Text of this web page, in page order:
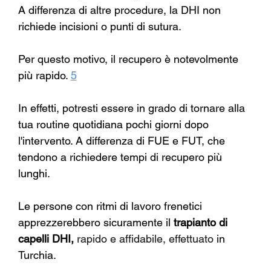
A differenza di altre procedure, la DHI non
richiede incisioni o punti di sutura.
Per questo motivo, il recupero è notevolmente
più rapido. 5
In effetti, potresti essere in grado di tornare alla
tua routine quotidiana pochi giorni dopo
l'intervento. A differenza di FUE e FUT, che
tendono a richiedere tempi di recupero più
lunghi.
Le persone con ritmi di lavoro frenetici
apprezzerebbero sicuramente il trapianto di
capelli DHI, rapido e affidabile, effettuato in
Turchia.